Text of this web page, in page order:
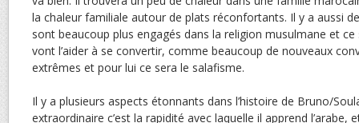
la chaleur familiale autour de plats réconfortants. Il y a aussi
sont beaucoup plus engagés dans la religion musulmane et
vont l’aider à se convertir, comme beaucoup de nouveaux
extrêmes et pour lui ce sera le salafisme.
Il y a plusieurs aspects étonnants dans l’histoire de Bruno/
extraordinaire c’est la rapidité avec laquelle il apprend l’arabe,